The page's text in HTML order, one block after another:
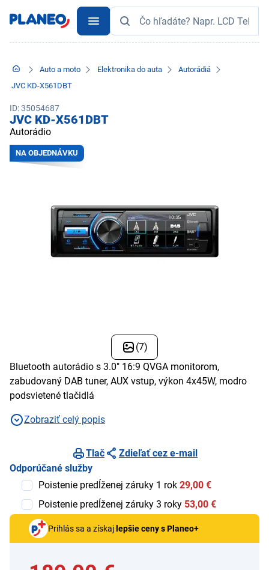
Auto a moto Elektronika do auta
Autorádiá
JVC KD-X561DBT
ID: 35054687
JVC KD-X561DBT
Autorádio
NA OBJEDNÁVKU
(7)
Bluetooth autorádio s 3.0" 16:9 QVGA monitorom,
zabudovaný DAB tuner, AUX vstup, výkon 4x45W, modro
podsvietené tlačidlá
Zobraziť celý popis
Tlač
Zdieľať cez e-mail
Odporúčané služby
Poistenie predĺženej záruky 1 rok 29,00 €
Poistenie predĺženej záruky 3 roky 53,00 €
Prihlás sa a získaj lepšie ceny s Planeo+